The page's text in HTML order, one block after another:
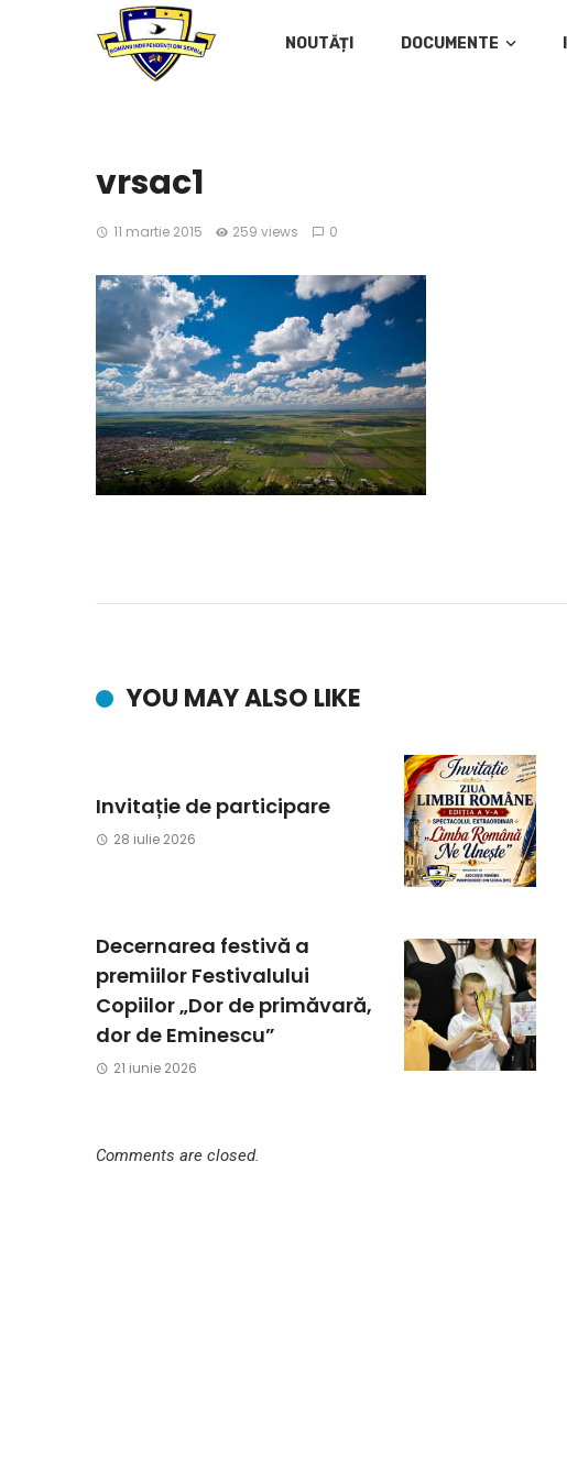
NOUTĂȚI DOCUMENTE
vrsac1
11 martie 2015 259 views 0
YOU MAY ALSO LIKE
Invitație de participare
28 iulie 2026
Decernarea festivă a
premiilor Festivalului
Copiilor „Dor de primăvară,
dor de Eminescu”
21 iunie 2026
Comments are closed.